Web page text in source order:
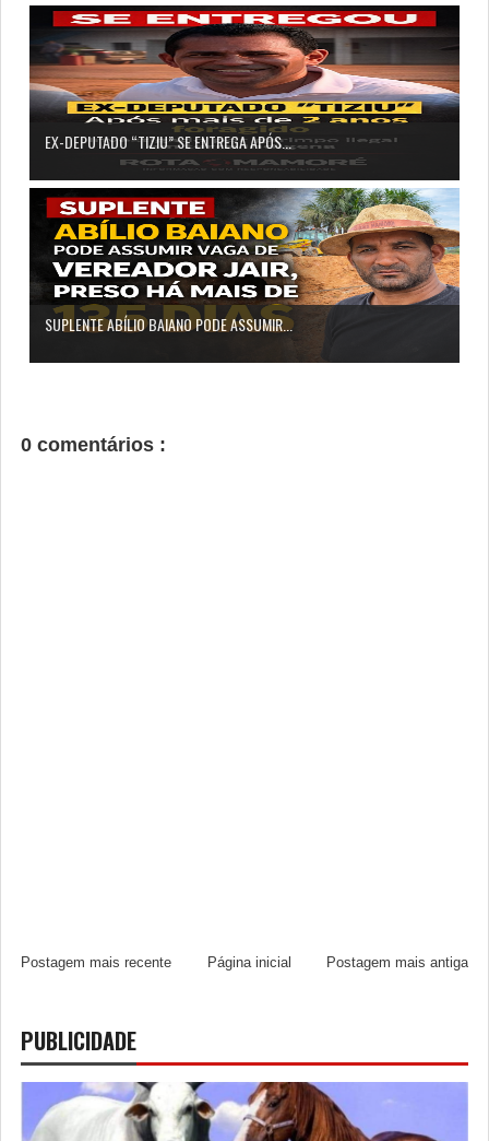
EX-DEPUTADO “TIZIU” SE ENTREGA APÓS...
SUPLENTE ABÍLIO BAIANO PODE ASSUMIR...
0 comentários :
Postagem mais recente Postagem mais antiga
Página inicial
PUBLICIDADE